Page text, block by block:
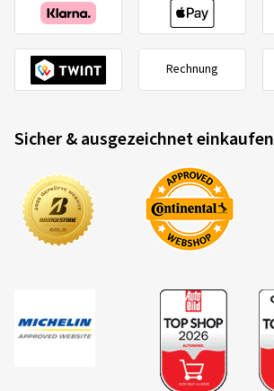
Rechnung
Sicher & ausgezeichnet einkaufen